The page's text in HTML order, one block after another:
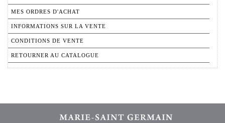
MES ORDRES D'ACHAT
INFORMATIONS SUR LA VENTE
CONDITIONS DE VENTE
RETOURNER AU CATALOGUE